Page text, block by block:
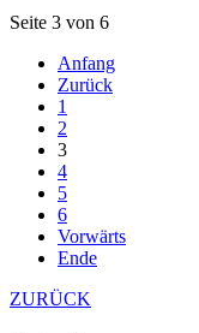
Seite 3 von 6
Anfang
Zurück
1
2
3
4
5
6
Vorwärts
Ende
ZURÜCK